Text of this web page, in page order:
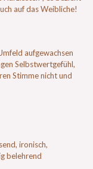
auf das Weibliche!
aufgewachsen
Selbstwertgefühl,
Stimme nicht und
ironisch,
belehrend